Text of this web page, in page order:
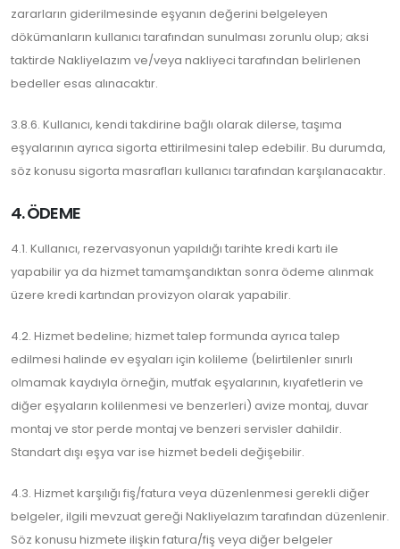
zararların giderilmesinde eşyanın değerini belgeleyen
dökümanların kullanıcı tarafından sunulması zorunlu olup; aksi
taktirde Nakliyelazım ve/veya nakliyeci tarafından belirlenen
bedeller esas alınacaktır.
3.8.6. Kullanıcı, kendi takdirine bağlı olarak dilerse, taşıma
eşyalarının ayrıca sigorta ettirilmesini talep edebilir. Bu durumda,
söz konusu sigorta masrafları kullanıcı tarafından karşılanacaktır.
4. ÖDEME
4.1. Kullanıcı, rezervasyonun yapıldığı tarihte kredi kartı ile
yapabilir ya da hizmet tamamşandıktan sonra ödeme alınmak
üzere kredi kartından provizyon olarak yapabilir.
4.2. Hizmet bedeline; hizmet talep formunda ayrıca talep
edilmesi halinde ev eşyaları için kolileme (belirtilenler sınırlı
olmamak kaydıyla örneğin, mutfak eşyalarının, kıyafetlerin ve
diğer eşyaların kolilenmesi ve benzerleri) avize montaj, duvar
montaj ve stor perde montaj ve benzeri servisler dahildir.
Standart dışı eşya var ise hizmet bedeli değişebilir.
4.3. Hizmet karşılığı fiş/fatura veya düzenlenmesi gerekli diğer
belgeler, ilgili mevzuat gereği Nakliyelazım tarafından düzenlenir.
Söz konusu hizmete ilişkin fatura/fiş veya diğer belgeler